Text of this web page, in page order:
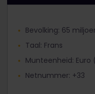
Bevolking: 65
Taal: Frans
Munteenheid: Euro
Netnummer: +33